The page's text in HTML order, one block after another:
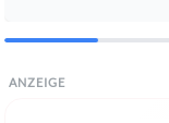
ANZEIGE